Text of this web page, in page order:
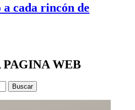
cada rincón de
PAGINA WEB